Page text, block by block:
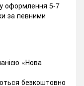
оформлення 5-7
за певними
«Нова
безкоштовно